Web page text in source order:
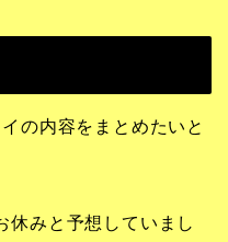
の内容をまとめたいと
休みと予想していまし